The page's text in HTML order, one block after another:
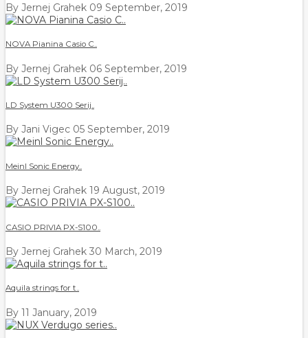
By Jernej Grahek 09 September, 2019
NOVA Pianina Casio C..
By Jernej Grahek 06 September, 2019
LD System U300 Serij..
By Jani Vigec 05 September, 2019
Meinl Sonic Energy..
By Jernej Grahek 19 August, 2019
CASIO PRIVIA PX-S100..
By Jernej Grahek 30 March, 2019
Aquila strings for t..
By 11 January, 2019